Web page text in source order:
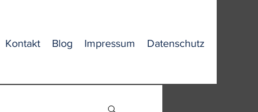
Kontakt Blog Impressum Datenschutz